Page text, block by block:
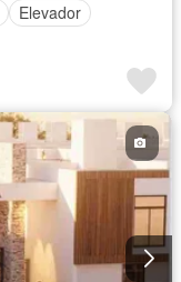
Elevador